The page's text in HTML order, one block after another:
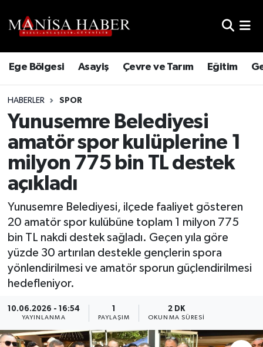
Ege Bölgesi Asayiş Çevre ve Tarım Eğitim
HABERLER SPOR
Yunusemre Belediyesi
amatör spor kulüplerine 1
milyon 775 bin TL destek
açıkladı
Yunusemre Belediyesi, ilçede faaliyet gösteren
20 amatör spor kulübüne toplam 1 milyon 775
bin TL nakdi destek sağladı. Geçen yıla göre
yüzde 30 artırılan destekle gençlerin spora
yönlendirilmesi ve amatör sporun güçlendirilmesi
hedefleniyor.
10.06.2026 - 16:54
YAYINLANMA
1
PAYLAŞIM
2 DK
OKUNMA SÜRESI
Trafik Durumu
Süper Lig Puan Durumu ve Fikstür
Tüm Manşetler
Son Dakika Haberleri